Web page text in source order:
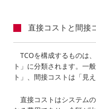
直接コストと間接
TCOを構成するものは
ト」に分類されます。一
ト」、間接コストは「見
直接コストはシステム